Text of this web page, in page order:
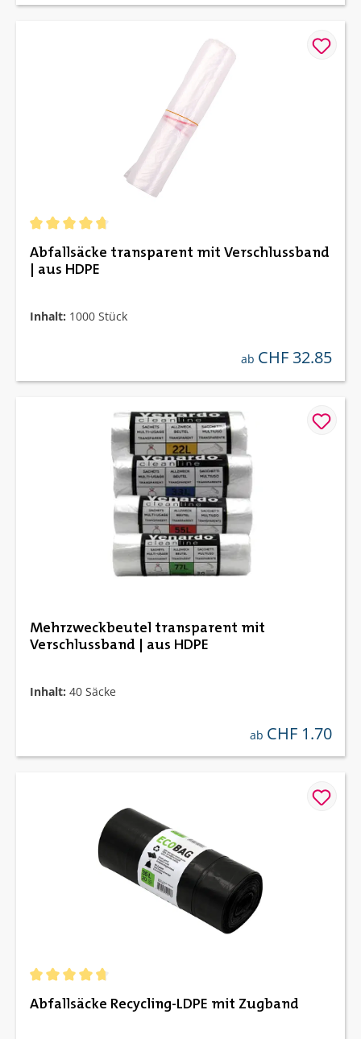
Abfallsäcke transparent mit Verschlussband
| aus HDPE
Inhalt: 1000 Stück
regulärer preis:
ab CHF 32.85
Mehrzweckbeutel transparent mit
Verschlussband | aus HDPE
Inhalt: 40 Säcke
regulärer preis:
ab CHF 1.70
Abfallsäcke Recycling-LDPE mit Zugband